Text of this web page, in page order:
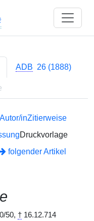
ADB 26 (1888)
Autor/inZitierweise
Druckvorlage
folgender Artikel
50, † 16.12.714